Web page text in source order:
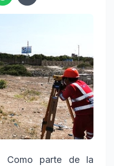
Como parte de la